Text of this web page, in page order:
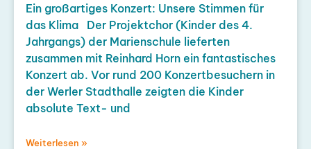
Ein großartiges Konzert: Unsere Stimmen für
das Klima Der Projektchor (Kinder des 4.
Jahrgangs) der Marienschule lieferten
zusammen mit Reinhard Horn ein fantastisches
Konzert ab. Vor rund 200 Konzertbesuchern in
der Werler Stadthalle zeigten die Kinder
absolute Text- und
Weiterlesen »